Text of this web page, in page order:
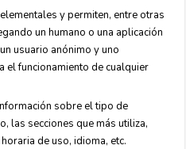
y permiten, entre otras
un humano o una aplicación
usuario anónimo y uno
el funcionamiento de cualquier
sobre el tipo de
las secciones que más utiliza,
de uso, idioma, etc.